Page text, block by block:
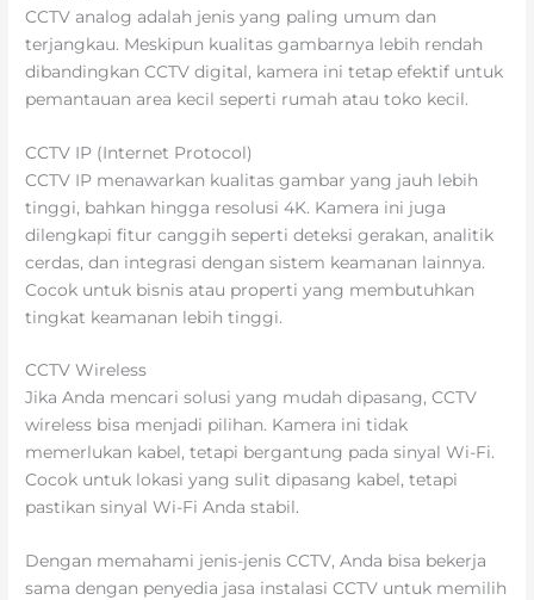
CCTV analog adalah jenis yang paling umum dan
terjangkau. Meskipun kualitas gambarnya lebih rendah
dibandingkan CCTV digital, kamera ini tetap efektif untuk
pemantauan area kecil seperti rumah atau toko kecil.
CCTV IP (Internet Protocol)
CCTV IP menawarkan kualitas gambar yang jauh lebih
tinggi, bahkan hingga resolusi 4K. Kamera ini juga
dilengkapi fitur canggih seperti deteksi gerakan, analitik
cerdas, dan integrasi dengan sistem keamanan lainnya.
Cocok untuk bisnis atau properti yang membutuhkan
tingkat keamanan lebih tinggi.
CCTV Wireless
Jika Anda mencari solusi yang mudah dipasang, CCTV
wireless bisa menjadi pilihan. Kamera ini tidak
memerlukan kabel, tetapi bergantung pada sinyal Wi-Fi.
Cocok untuk lokasi yang sulit dipasang kabel, tetapi
pastikan sinyal Wi-Fi Anda stabil.
Dengan memahami jenis-jenis CCTV, Anda bisa bekerja
sama dengan penyedia jasa instalasi CCTV untuk memilih